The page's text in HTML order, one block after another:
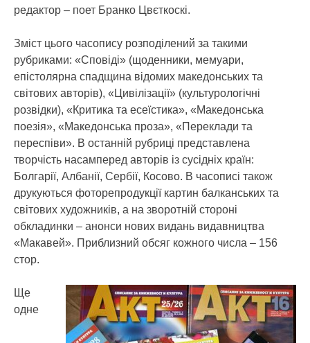
редактор – поет Бранко Цвєткоскі.
Зміст цього часопису розподілений за такими
рубриками: «Сповіді» (щоденники, мемуари,
епістолярна спадщина відомих македонських та
світових авторів), «Цивілізації» (культурологічні
розвідки), «Критика та есеїстика», «Македонська
поезія», «Македонська проза», «Переклади та
переспіви». В останній рубриці представлена
творчість насамперед авторів із сусідніх країн:
Болгарії, Албанії, Сербії, Косово. В часописі також
друкуються фоторепродукції картин балканських та
світових художників, а на зворотній стороні
обкладинки – анонси нових видань видавництва
«Макавей». Приблизний обсяг кожного числа – 156
стор.
Ще
одне